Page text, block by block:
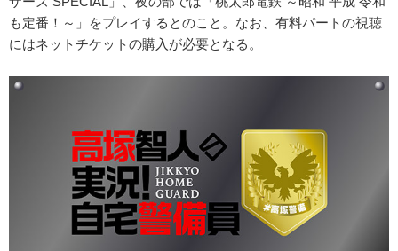
も定番！～」をプレイするとのこと。なお、有料パートの視聴
にはネットチケットの購入が必要となる。